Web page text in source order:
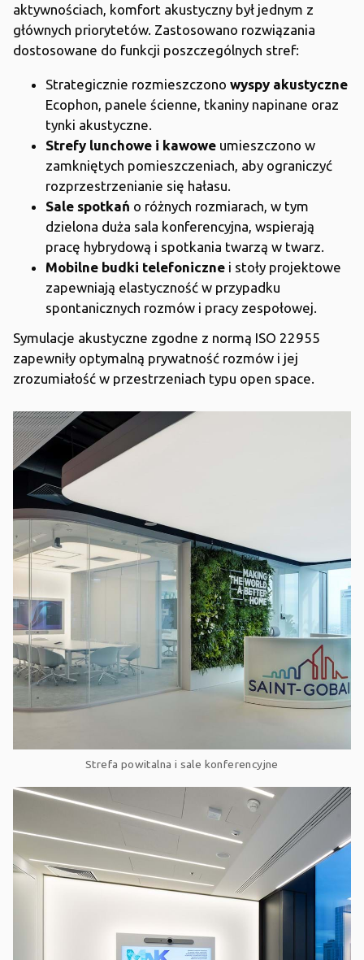
aktywnościach, komfort akustyczny był jednym z
głównych priorytetów. Zastosowano rozwiązania
dostosowane do funkcji poszczególnych stref:
Strategicznie rozmieszczono wyspy akustyczne
Ecophon, panele ścienne, tkaniny napinane oraz
tynki akustyczne.
Strefy lunchowe i kawowe umieszczono w
zamkniętych pomieszczeniach, aby ograniczyć
rozprzestrzenianie się hałasu.
Sale spotkań o różnych rozmiarach, w tym
dzielona duża sala konferencyjna, wspierają
pracę hybrydową i spotkania twarzą w twarz.
Mobilne budki telefoniczne i stoły projektowe
zapewniają elastyczność w przypadku
spontanicznych rozmów i pracy zespołowej.
Symulacje akustyczne zgodne z normą ISO 22955
zapewniły optymalną prywatność rozmów i jej
zrozumiałość w przestrzeniach typu open space.
Strefa powitalna i sale konferencyjne